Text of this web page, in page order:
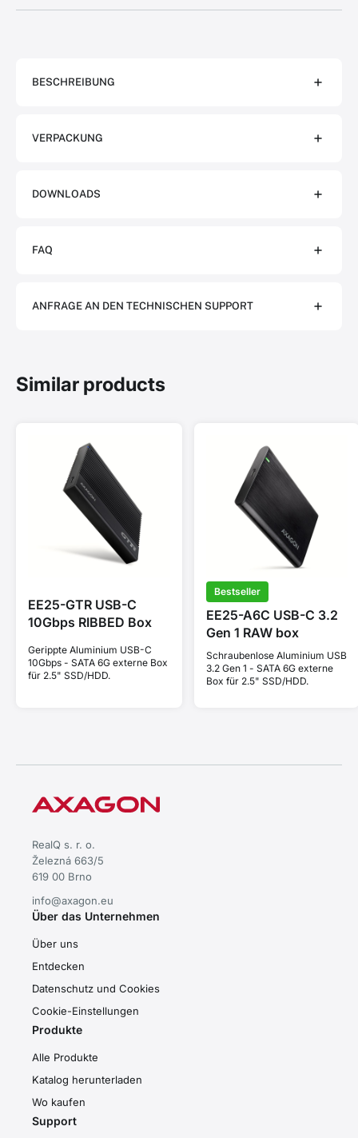
BESCHREIBUNG
VERPACKUNG
DOWNLOADS
FAQ
ANFRAGE AN DEN TECHNISCHEN SUPPORT
Similar products
EE25-GTR USB-C
10Gbps RIBBED Box
Gerippte Aluminium USB-C
10Gbps - SATA 6G externe Box
für 2.5" SSD/HDD.
Bestseller
EE25-A6C USB-C 3.2
Gen 1 RAW box
Schraubenlose Aluminium USB
3.2 Gen 1 - SATA 6G externe
Box für 2.5" SSD/HDD.
RealQ s. r. o.
Železná 663/5
619 00 Brno
info@axagon.eu
Über das Unternehmen
Über uns
Entdecken
Datenschutz und Cookies
Cookie-Einstellungen
Produkte
Alle Produkte
Katalog herunterladen
Wo kaufen
Support